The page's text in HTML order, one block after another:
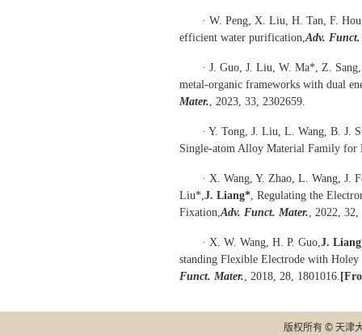
· W. Peng, X. Liu, H. Tan, F.
efficient water purification,Adv.
· J. Guo, J. Liu, W. Ma*, Z.
metal-organic frameworks with dual
Mater., 2023, 33, 2302659.
· Y. Tong, J. Liu, L. Wang, B. J.
Single-atom Alloy Material Family
· X. Wang, Y. Zhao, L. Wang, J.
Liu*,J. Liang*, Regulating the
Fixation,Adv. Funct. Mater., 2022, 32,
· X. W. Wang, H. P. Guo,J.
standing Flexible Electrode with
Funct. Mater., 2018, 28, 1801016.
版权所有 © 天津